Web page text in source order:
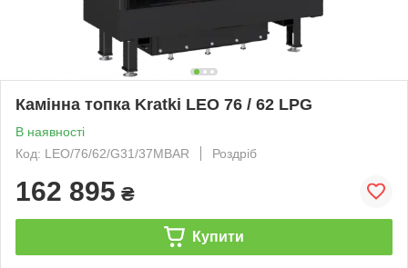
Камінна топка Kratki LEO 76 / 62 LPG
В наявності
Код: LEO/76/62/G31/37MBAR
Роздріб
162 895 ₴
Купити